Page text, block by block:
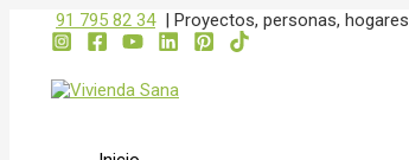
contenido
91 795 82 34 | Proyectos, personas, hogares
MENÚ
MENÚ